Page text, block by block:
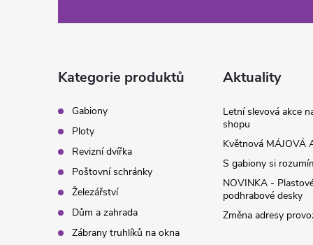
Kategorie produktů
Gabiony
Ploty
Revizní dvířka
Poštovní schránky
Železářství
Dům a zahrada
Zábrany truhlíků na okna
Aktuality
Letní slevová akce
shopu
Květnová MÁJOVÁ
S gabiony si
NOVINKA -
podhrabové desky
Změna adresy